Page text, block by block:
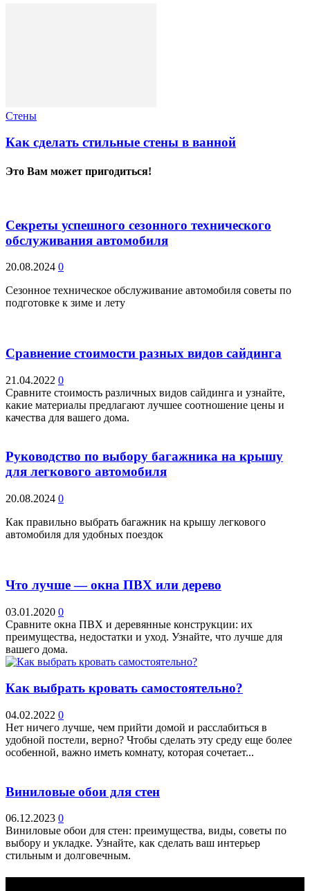
Стены
Как сделать стильные стены в ванной
Это Вам может пригодиться!
Секреты успешного сезонного технического
обслуживания автомобиля
20.08.2024 0
Сезонное техническое обслуживание автомобиля советы по
подготовке к зиме и лету
Сравнение стоимости разных видов сайдинга
21.04.2022 0
Сравните стоимость различных видов сайдинга и узнайте,
какие материалы предлагают лучшее соотношение цены и
качества для вашего дома.
Руководство по выбору багажника на крышу
для легкового автомобиля
20.08.2024 0
Как правильно выбрать багажник на крышу легкового
автомобиля для удобных поездок
Что лучше — окна ПВХ или дерево
03.01.2020 0
Сравните окна ПВХ и деревянные конструкции: их
преимущества, недостатки и уход. Узнайте, что лучше для
вашего дома.
Как выбрать кровать самостоятельно?
04.02.2022 0
Нет ничего лучше, чем прийти домой и расслабиться в
удобной постели, верно? Чтобы сделать эту среду еще более
особенной, важно иметь комнату, которая сочетает...
Виниловые обои для стен
06.12.2023 0
Виниловые обои для стен: преимущества, виды, советы по
выбору и укладке. Узнайте, как сделать ваш интерьер
стильным и долговечным.